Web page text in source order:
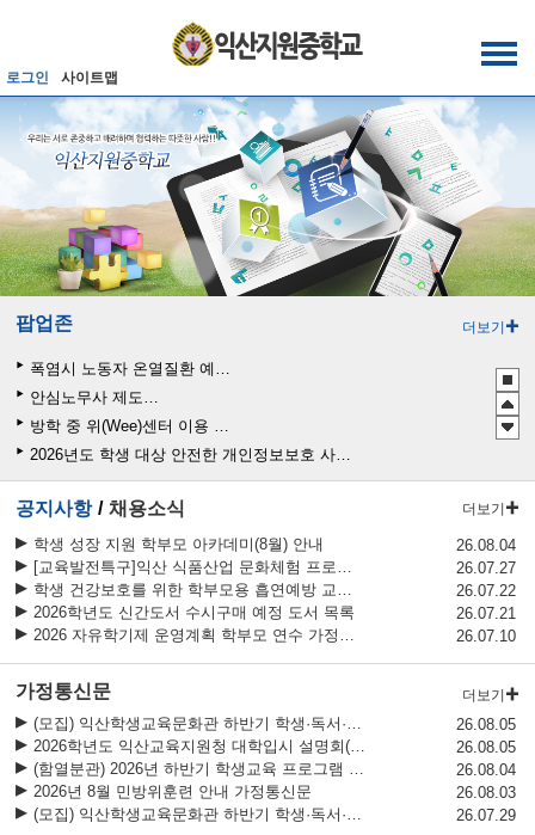
로그인 사이트맵
팝업존 더보기
익산교육지원청 진로·진학 상담 프로그램(4월) 안내
익산 AI·디지털 리터러시
청소년 도박예방 카드뉴스
관행적 부패행위 등 행동강령 위반 집중신고기간 운영
2026년도 학생 대상 안전한 개인정보보호 사례 공모전
방학 중 위(Wee)센터 이용 안내문
안심노무사 제도 홍보
폭염시 노동자 온열질환 예방수칙
2026 학생 성장 지원 학부모 아카데미 운영
공지사항 더보기
학생 성장 지원 학부모 아카데미(8월) 안내
26.08.04
[교육발전특구]익산 식품산업 문화체험 프로그램 참여자 모집 안내
26.07.27
학생 건강보호를 위한 학부모용 흡연예방 교육자료 안내(7월)
26.07.22
2026학년도 신간도서 수시구매 예정 도서 목록
26.07.21
2026 자유학기제 운영계획 학부모 연수 가정통신문
26.07.10
채용소식
가정통신문 더보기
(모집) 익산학생교육문화관 하반기 학생·독서·수영교육 프로그램 수강생 모집
26.08.05
2026학년도 익산교육지원청 대학입시 설명회(8월) 개최 안내
26.08.05
(함열분관) 2026년 하반기 학생교육 프로그램 수강생 모집 안내
26.08.04
2026년 8월 민방위훈련 안내 가정통신문
26.08.03
(모집) 익산학생교육문화관 하반기 학생·독서·수영교육 프로그램 수강생 모집
26.07.29